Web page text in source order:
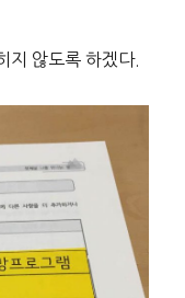
지 않도록 하겠다.